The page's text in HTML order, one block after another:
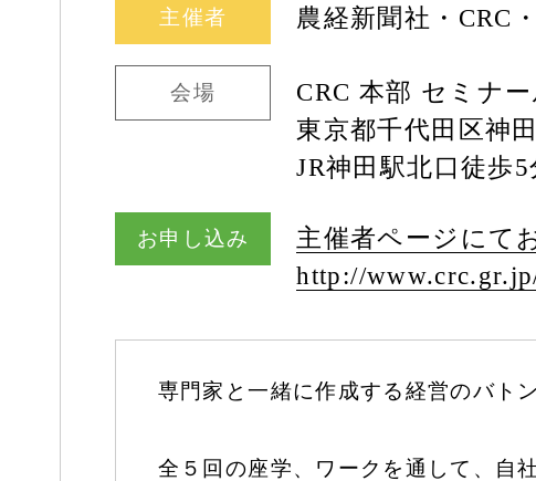
主催者 農経新聞社・CRC
会場
CRC 本部 セミナ
東京都千代田区神
JR神田駅北口徒歩
お申し込み
主催者ページにて
http://
専門家と一緒に作成する経営のバト
全５回の座学、ワークを通して、自